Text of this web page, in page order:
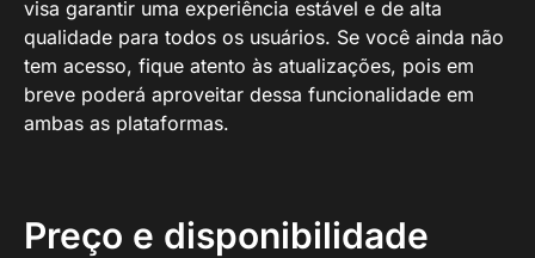
visa garantir uma experiência estável e de alta
qualidade para todos os usuários. Se você ainda não
tem acesso, fique atento às atualizações, pois em
breve poderá aproveitar dessa funcionalidade em
ambas as plataformas.
Preço e disponibilidade